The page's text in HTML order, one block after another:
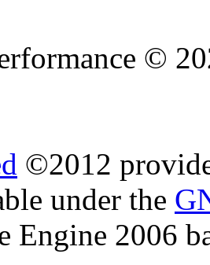
©
©2012
under the
Engine 2006